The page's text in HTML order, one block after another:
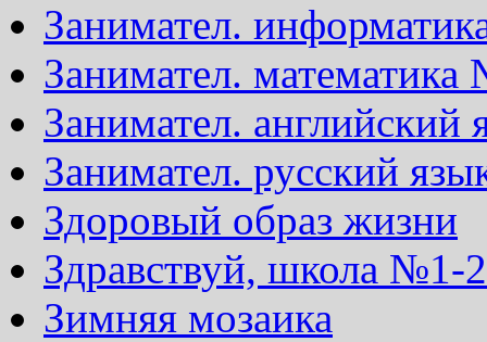
Занимател.
Занимател.
Занимател. английский
Занимател. русский
Здоровый образ жизни
Здравствуй, школа №1-2
Зимняя мозаика